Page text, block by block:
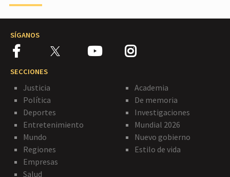
SÍGANOS
SECCIONES
Justicia
Política
Deportes
Entretenimiento
Mundo
Regiones
Empresas
Salud
Academia
De memoria
Investigaciones
Mundial 2026
Nuevo gobierno
Estilo de vida